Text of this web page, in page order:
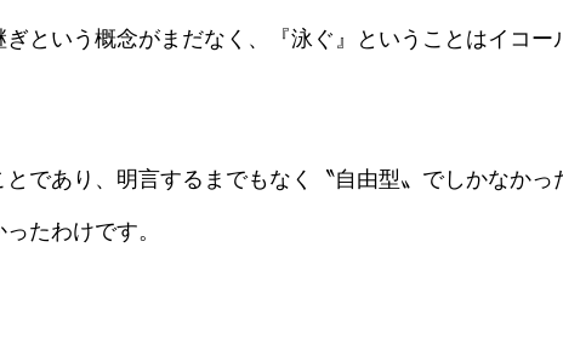
という概念がまだなく、『泳ぐ』ということはイコ
であり、明言するまでもなく〝自由型〟でしかなか
たわけです。